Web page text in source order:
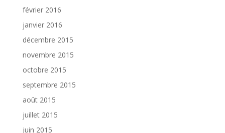
février 2016
janvier 2016
décembre 2015
novembre 2015
octobre 2015
septembre 2015
août 2015
juillet 2015
juin 2015